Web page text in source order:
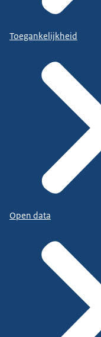
Toegankelijkheid
Open data